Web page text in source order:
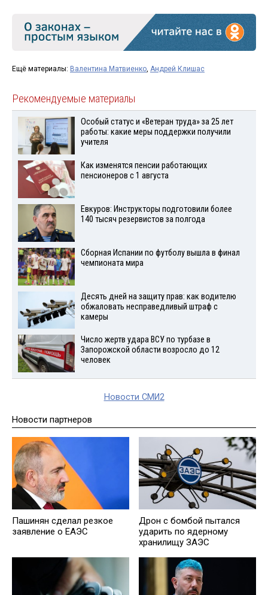
Ещё материалы: Валентина Матвиенко, Андрей Клишас
Рекомендуемые материалы
Особый статус и «Ветеран труда» за 25 лет
работы: какие меры поддержки получили
учителя
Как изменятся пенсии работающих
пенсионеров с 1 августа
Евкуров: Инструкторы подготовили более
140 тысяч резервистов за полгода
Сборная Испании по футболу вышла в финал
чемпионата мира
Десять дней на защиту прав: как водителю
обжаловать несправедливый штраф с
камеры
Число жертв удара ВСУ по турбазе в
Запорожской области возросло до 12
человек
Новости СМИ2
Новости партнеров
Пашинян сделал резкое
заявление о ЕАЭС
Дрон с бомбой пытался
ударить по ядерному
хранилищу ЗАЭС